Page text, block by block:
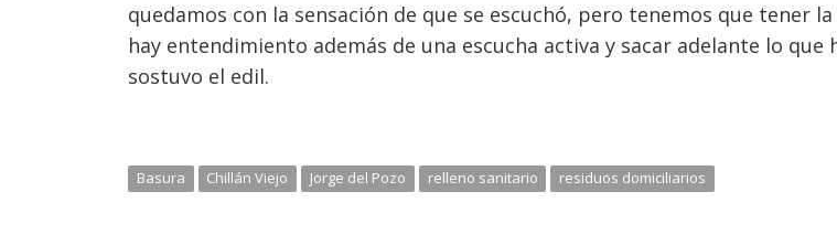
quedamos con la sensación de que se escuchó, pero tenemos que tener
hay entendimiento además de una escucha activa y sacar adelante lo que
sostuvo el edil.
Basura Chillán Viejo Jorge del Pozo relleno sanitario residuos domiciliarios